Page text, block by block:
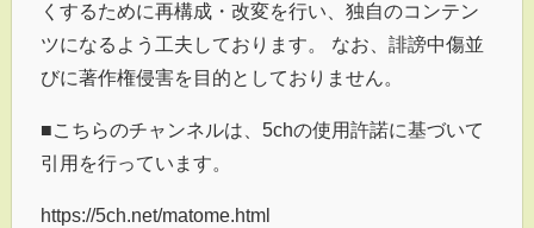
くするために再構成・改変を行い、独自のコンテン
ツになるよう工夫しております。 なお、誹謗中傷並
びに著作権侵害を目的としておりません。
■こちらのチャンネルは、5chの使用許諾に基づいて
引用を行っています。
https://5ch.net/matome.html